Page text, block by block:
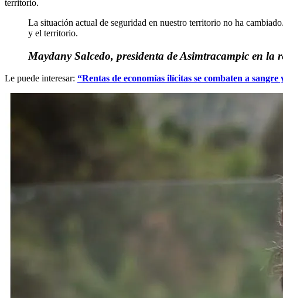
territorio.
La situación actual de seguridad en nuestro territorio no ha
y el territorio.
Maydany Salcedo, presidenta de Asimtracampic en la
Le puede interesar: “Rentas de economías ilícitas se combaten a